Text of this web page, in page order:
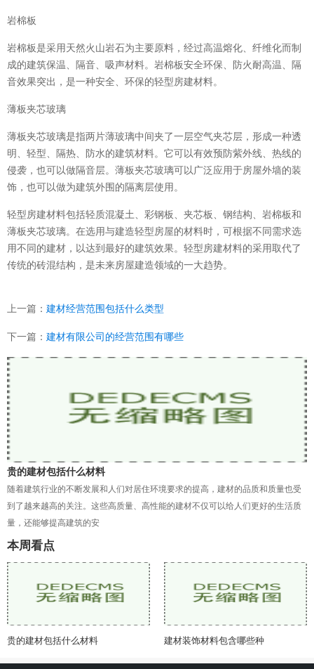
岩棉板
岩棉板是采用天然火山岩石为主要原料，经过高温熔化、纤维化而制
成的建筑保温、隔音、吸声材料。岩棉板安全环保、防火耐高温、隔
音效果突出，是一种安全、环保的轻型房建材料。
薄板夹芯玻璃
薄板夹芯玻璃是指两片薄玻璃中间夹了一层空气夹芯层，形成一种透
明、轻型、隔热、防水的建筑材料。它可以有效预防紫外线、热线的
侵袭，也可以做隔音层。薄板夹芯玻璃可以广泛应用于房屋外墙的装
饰，也可以做为建筑外围的隔离层使用。
轻型房建材料包括轻质混凝土、彩钢板、夹芯板、钢结构、岩棉板和
薄板夹芯玻璃。在选用与建造轻型房屋的材料时，可根据不同需求选
用不同的建材，以达到最好的建筑效果。轻型房建材料的采用取代了
传统的砖混结构，是未来房屋建造领域的一大趋势。
上一篇： 建材经营范围包括什么类型
下一篇： 建材有限公司的经营范围有哪些
贵的建材包括什么材料
随着建筑行业的不断发展和人们对居住环境要求的提高，建材的品质和质量也受
到了越来越高的关注。这些高质量、高性能的建材不仅可以给人们更好的生活质
量，还能够提高建筑的安
本周看点
贵的建材包括什么材料 建材装饰材料包含哪些种